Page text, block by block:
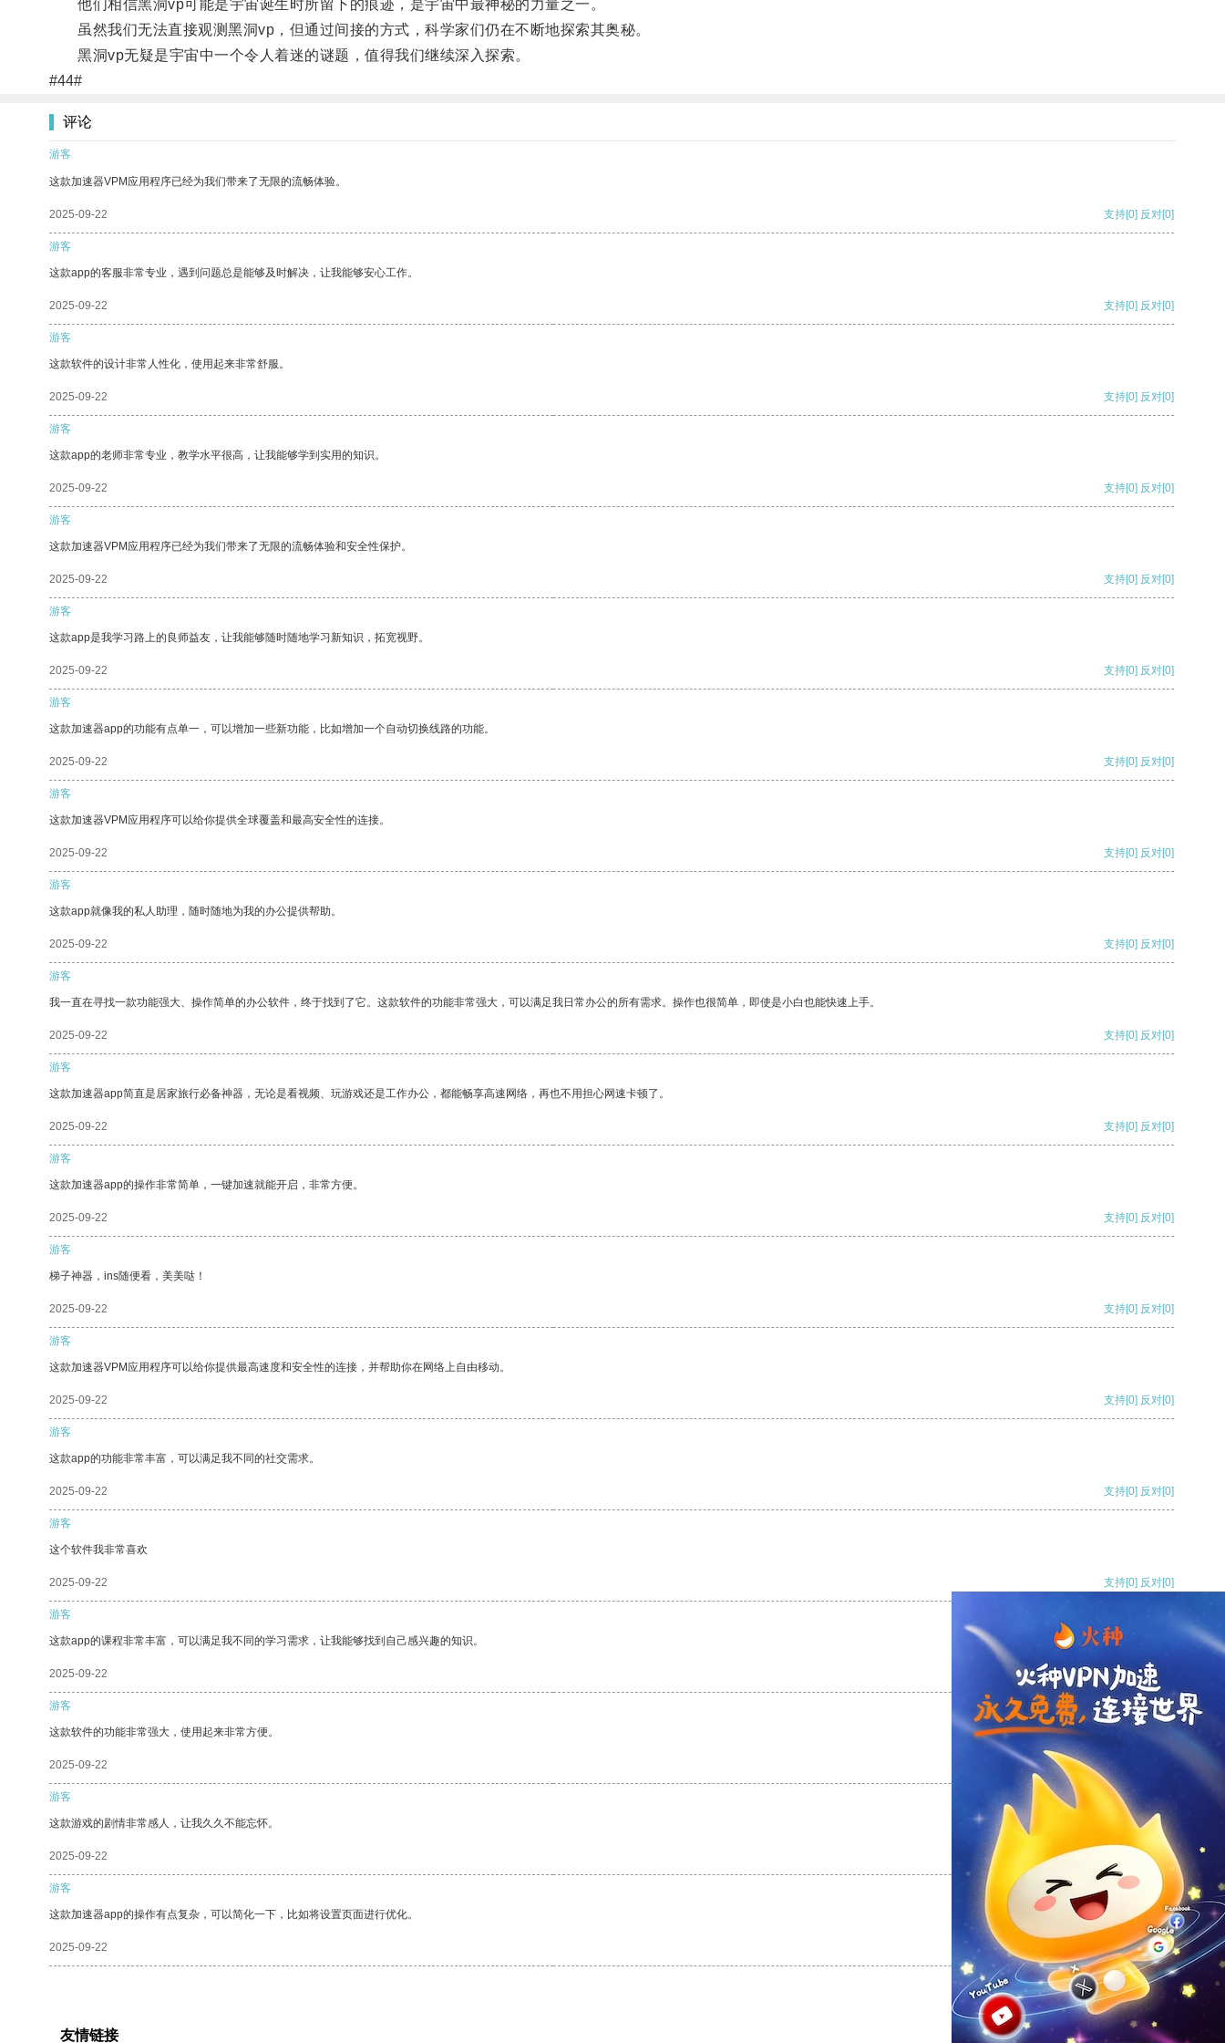
他们相信黑洞vp可能是宇宙诞生时所留下的痕迹，是宇宙中最神秘的力量之一。
虽然我们无法直接观测黑洞vp，但通过间接的方式，科学家们仍在不断地探索其奥秘。
黑洞vp无疑是宇宙中一个令人着迷的谜题，值得我们继续深入探索。
#44#
评论
游客
这款加速器VPM应用程序已经为我们带来了无限的流畅体验。
2025-09-22 支持[0] 反对[0]
游客
这款app的客服非常专业，遇到问题总是能够及时解决，让我能够安心工作。
2025-09-22 支持[0] 反对[0]
游客
这款软件的设计非常人性化，使用起来非常舒服。
2025-09-22 支持[0] 反对[0]
游客
这款app的老师非常专业，教学水平很高，让我能够学到实用的知识。
2025-09-22 支持[0] 反对[0]
游客
这款加速器VPM应用程序已经为我们带来了无限的流畅体验和安全性保护。
2025-09-22 支持[0] 反对[0]
游客
这款app是我学习路上的良师益友，让我能够随时随地学习新知识，拓宽视野。
2025-09-22 支持[0] 反对[0]
游客
这款加速器app的功能有点单一，可以增加一些新功能，比如增加一个自动切换线路的功能。
2025-09-22 支持[0] 反对[0]
游客
这款加速器VPM应用程序可以给你提供全球覆盖和最高安全性的连接。
2025-09-22 支持[0] 反对[0]
游客
这款app就像我的私人助理，随时随地为我的办公提供帮助。
2025-09-22 支持[0] 反对[0]
游客
我一直在寻找一款功能强大、操作简单的办公软件，终于找到了它。这款软件的功能非常强大，可以满足我日常办公的所有需求。操作也很简单，即使是小白也能快速上手。
2025-09-22 支持[0] 反对[0]
游客
这款加速器app简直是居家旅行必备神器，无论是看视频、玩游戏还是工作办公，都能畅享高速网络，再也不用担心网速卡顿了。
2025-09-22 支持[0] 反对[0]
游客
这款加速器app的操作非常简单，一键加速就能开启，非常方便。
2025-09-22 支持[0] 反对[0]
游客
梯子神器，ins随便看，美美哒！
2025-09-22 支持[0] 反对[0]
游客
这款加速器VPM应用程序可以给你提供最高速度和安全性的连接，并帮助你在网络上自由移动。
2025-09-22 支持[0] 反对[0]
游客
这款app的功能非常丰富，可以满足我不同的社交需求。
2025-09-22 支持[0] 反对[0]
游客
这个软件我非常喜欢
2025-09-22 支持[0] 反对[0]
游客
这款app的课程非常丰富，可以满足我不同的学习需求，让我能够找到自己感兴趣的知识。
2025-09-22 支持[0] 反对
游客
这款软件的功能非常强大，使用起来非常方便。
2025-09-22 支持
游客
这款游戏的剧情非常感人，让我久久不能忘怀。
2025-09-22 反对 [0]
游客
这款加速器app的操作有点复杂，可以简化一下，比如将设置页面进行优化。
2025-09-22 支持[0] 反对[0]
友情链接